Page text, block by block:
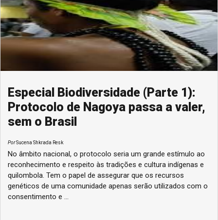
Especial Biodiversidade (Parte 1):
Protocolo de Nagoya passa a valer,
sem o Brasil
PorSucena Shkrada Resk
No âmbito nacional, o protocolo seria um grande estímulo ao
reconhecimento e respeito às tradições e cultura indígenas e
quilombola. Tem o papel de assegurar que os recursos
genéticos de uma comunidade apenas serão utilizados com o
consentimento e ...